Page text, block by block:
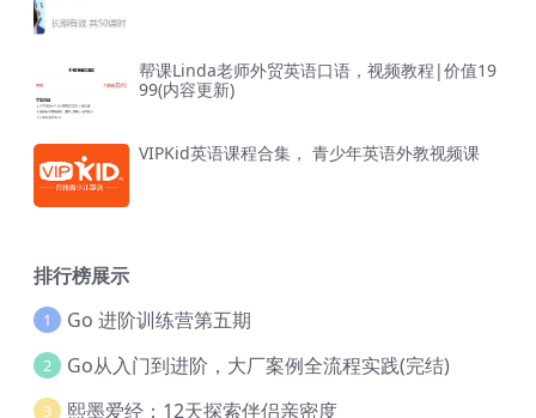
帮课Linda老师外贸英语口语，视频教程|价值19
99(内容更新)
VIPKid英语课程合集， 青少年英语外教视频课
排行榜展示
1 Go 进阶训练营第五期
2 Go从入门到进阶，大厂案例全流程实践(完结)
3 熙墨爱经：12天探索伴侣亲密度